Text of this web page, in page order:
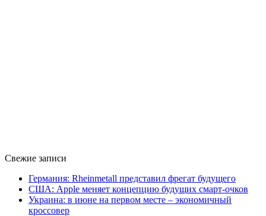
Свежие записи
Германия: Rheinmetall представил фрегат будущего
США: Apple меняет концепцию будущих смарт-очков
Украина: в июне на первом месте – экономичный
кроссовер